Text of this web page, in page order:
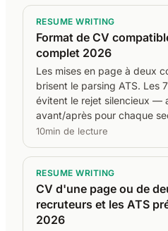
RESUME WRITING
Format de CV
complet 2026
Les mises en page à deux
brisent le parsing ATS. Les
évitent le rejet silencieux —
avant/après pour chaque
10min de lecture
RESUME WRITING
CV d'une page ou de
recruteurs et les ATS
2026